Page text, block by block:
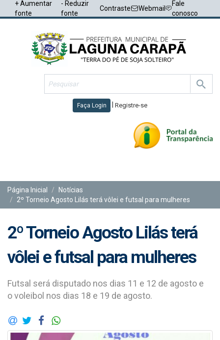
+ Aumentar
fonte
- Reduzir
fonte
Contraste Webmail
Fale
conosco
Faça Login Registre-se
Página Inicial
Notícias
2º Torneio Agosto Lilás terá vôlei e futsal para mulheres
2º Torneio Agosto Lilás terá
vôlei e futsal para mulheres
Futsal será disputado nos dias 11 e 12 de agosto e
o voleibol nos dias 18 e 19 de agosto.